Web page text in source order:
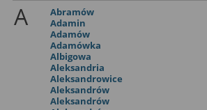
A
Abramów
Adamin
Adamów
Adamówka
Albigowa
Aleksandria
Aleksandrowice
Aleksandrów
Aleksandrów